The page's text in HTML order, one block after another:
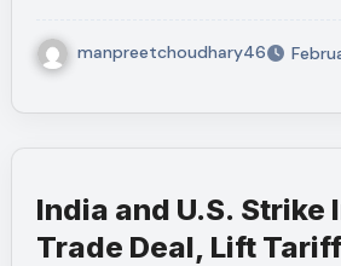
manpreetchoudhary46
India and U.S. Strike
Trade Deal, Lift